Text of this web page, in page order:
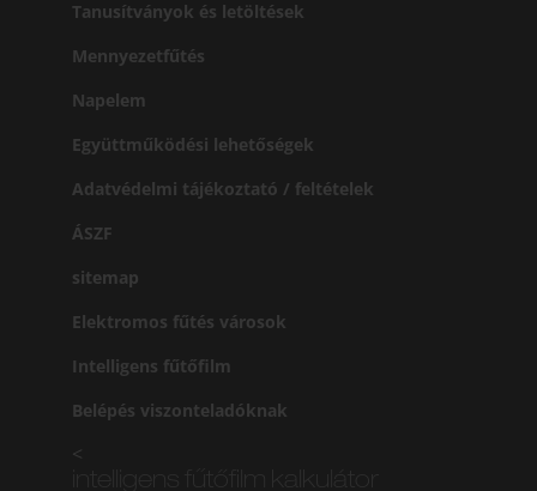
Tanusítványok és letöltések
Mennyezetfűtés
Napelem
Együttműködési lehetőségek
Adatvédelmi tájékoztató / feltételek
ÁSZF
sitemap
Elektromos fűtés városok
Intelligens fűtőfilm
Belépés viszonteladóknak
<